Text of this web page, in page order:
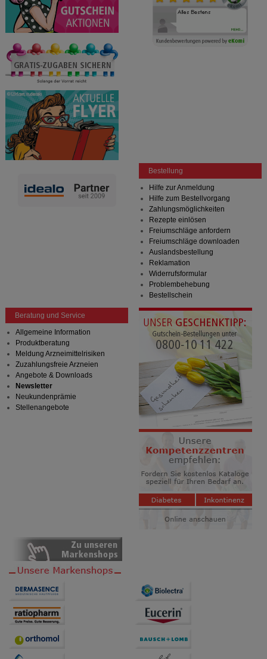
Bestellung
Hilfe zur Anmeldung
Hilfe zum Bestellvorgang
Zahlungsmöglichkeiten
Rezepte einlösen
Freiumschläge anfordern
Freiumschläge downloaden
Auslandsbestellung
Reklamation
Widerrufsformular
Problembehebung
Bestellschein
Beratung und Service
Allgemeine Information
Produktberatung
Meldung Arzneimittelrisiken
Zuzahlungsfreie Arzneien
Angebote & Downloads
Newsletter
Neukundenprämie
Stellenangebote